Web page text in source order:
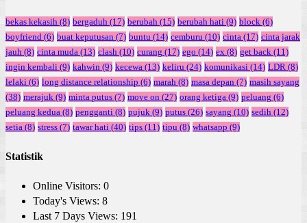
bekas kekasih (8) bergaduh (17) berubah (15) berubah hati (9) block (6)
boyfriend (6) buat keputusan (7) buntu (14) cemburu (10) cinta (17) cinta jarak
jauh (8) cinta muda (13) clash (10) curang (17) ego (14) ex (8) get back (11)
ingin kembali (9) kahwin (9) kecewa (13) keliru (24) komunikasi (14) LDR (8)
lelaki (6) long distance relationship (6) marah (8) masa depan (7) masih sayang
(38) merajuk (9) minta putus (7) move on (27) orang ketiga (9) peluang (6)
peluang kedua (8) pengganti (8) pujuk (9) putus (26) sayang (10) sedih (12)
setia (8) stress (7) tawar hati (40) tips (11) tipu (8) whatsapp (9)
Statistik
Online Visitors: 0
Today's Views: 8
Last 7 Days Views: 191